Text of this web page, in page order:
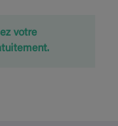
votre